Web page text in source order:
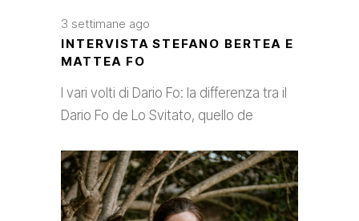
3 settimane ago
INTERVISTA STEFANO BERTEA E
MATTEA FO
I vari volti di Dario Fo: la differenza tra il
Dario Fo de Lo Svitato, quello de